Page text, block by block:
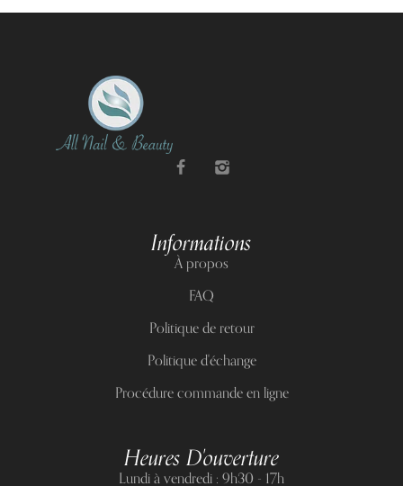
Informations
À propos
FAQ
Politique de retour
Politique d'échange
Procédure commande en ligne
Heures D'ouverture
Lundi à vendredi : 9h30 - 17h